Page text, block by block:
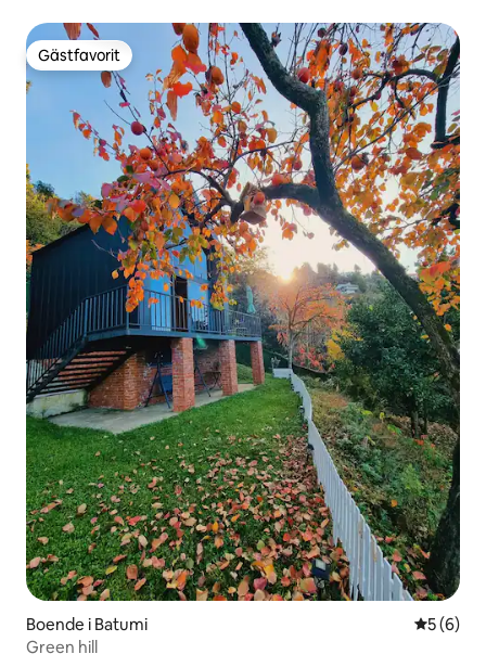
Gästfavorit
Gästfavorit
Boende i Batumi 5 av 5 i
5 (6)
Green hill